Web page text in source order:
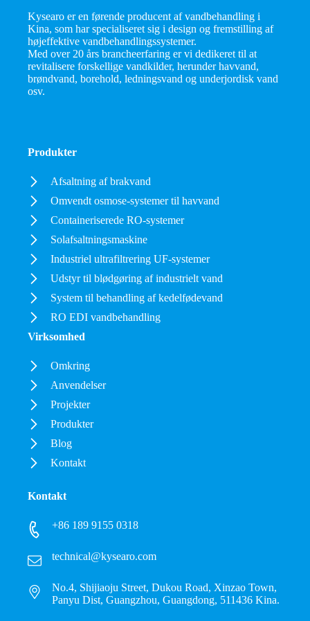
Kysearo er en førende producent af vandbehandling i
Kina, som har specialiseret sig i design og fremstilling af
højeffektive vandbehandlingssystemer.
Med over 20 års brancheerfaring er vi dedikeret til at
revitalisere forskellige vandkilder, herunder havvand,
brøndvand, borehold, ledningsvand og underjordisk vand
osv.
Produkter
Afsaltning af brakvand
Omvendt osmose-systemer til havvand
Containeriserede RO-systemer
Solafsaltningsmaskine
Industriel ultrafiltrering UF-systemer
Udstyr til blødgøring af industrielt vand
System til behandling af kedelfødevand
RO EDI vandbehandling
Virksomhed
Omkring
Anvendelser
Projekter
Produkter
Blog
Kontakt
Kontakt
+86 189 9155 0318
technical@kysearo.com
No.4, Shijiaoju Street, Dukou Road, Xinzao Town,
Panyu Dist, Guangzhou, Guangdong, 511436 Kina.